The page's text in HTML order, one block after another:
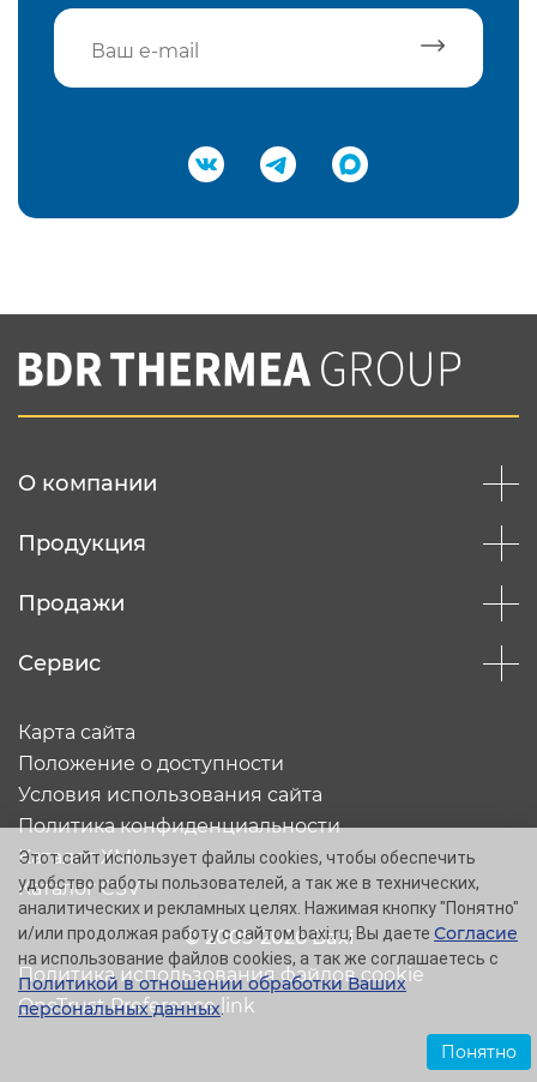
Подтвердить e-mail
Вы соглашаетесь с нашей политикой
конфеденциальности
О компании
Продукция
Продажи
Сервис
© 2005-2026 Baxi
Карта сайта
Положение о доступности
Условия использования сайта
Политика конфиденциальности
Каталог XML
Каталог CSV
Политика использования файлов cookie
OneTrust Preference link
Этот сайт использует файлы cookies, чтобы обеспечить
удобство работы пользователей, а так же в технических,
аналитических и рекламных целях. Нажимая кнопку "Понятно"
и/или продолжая работу с сайтом baxi.ru, Вы даете Согласие
на использование файлов cookies, а так же соглашаетесь с
Политикой в отношении обработки Ваших
персональных данных.
Понятно